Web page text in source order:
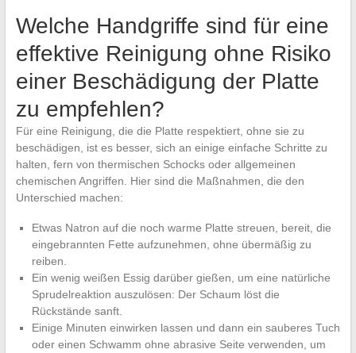
Welche Handgriffe sind für eine
effektive Reinigung ohne Risiko
einer Beschädigung der Platte
zu empfehlen?
Für eine Reinigung, die die Platte respektiert, ohne sie zu
beschädigen, ist es besser, sich an einige einfache Schritte zu
halten, fern von thermischen Schocks oder allgemeinen
chemischen Angriffen. Hier sind die Maßnahmen, die den
Unterschied machen:
Etwas Natron auf die noch warme Platte streuen, bereit, die
eingebrannten Fette aufzunehmen, ohne übermäßig zu
reiben.
Ein wenig weißen Essig darüber gießen, um eine natürliche
Sprudelreaktion auszulösen: Der Schaum löst die
Rückstände sanft.
Einige Minuten einwirken lassen und dann ein sauberes Tuch
oder einen Schwamm ohne abrasive Seite verwenden, um